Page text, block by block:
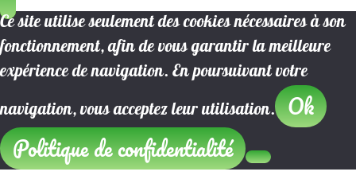
Ce site utilise seulement des cookies nécessaires à son
fonctionnement, afin de vous garantir la meilleure
expérience de navigation. En poursuivant votre
navigation, vous acceptez leur utilisation. Ok
Politique de confidentialité